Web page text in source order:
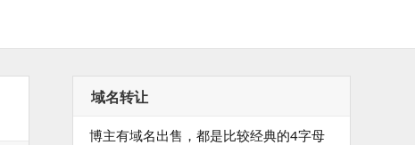
域名转让
博主有域名出售，都是比较经典的4字母